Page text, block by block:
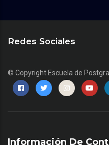
Redes Sociales
© Copyright Escuela de
Información De